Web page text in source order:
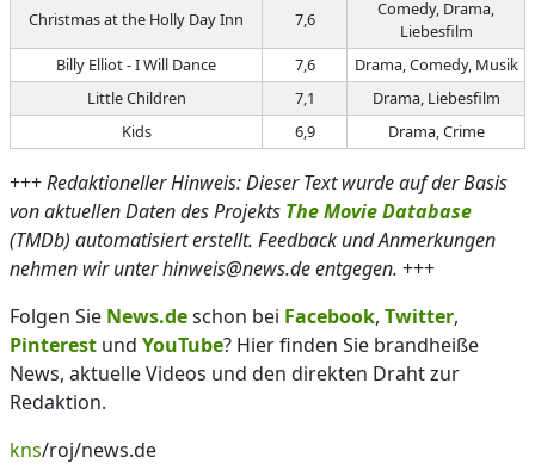
Christmas at the Holly Day Inn 7,6
Comedy, Drama,
Liebesfilm
Billy Elliot - I Will Dance
7,6
Drama, Comedy, Musik
Little Children
7,1
Drama, Liebesfilm
Kids
6,9 Drama, Crime
+++Redaktioneller Hinweis: Dieser Text wurde auf der Basis
von aktuellen Daten des Projekts The Movie Database
(TMDb) automatisiert erstellt. Feedback und Anmerkungen
nehmen wir unter hinweis@news.de entgegen. +++
Folgen Sie News.deschon bei Facebook, Twitter,
Pinterest und YouTube? Hier finden Sie brandheiße
News, aktuelle Videos und den direkten Draht zur
Redaktion.
kns/roj/news.de